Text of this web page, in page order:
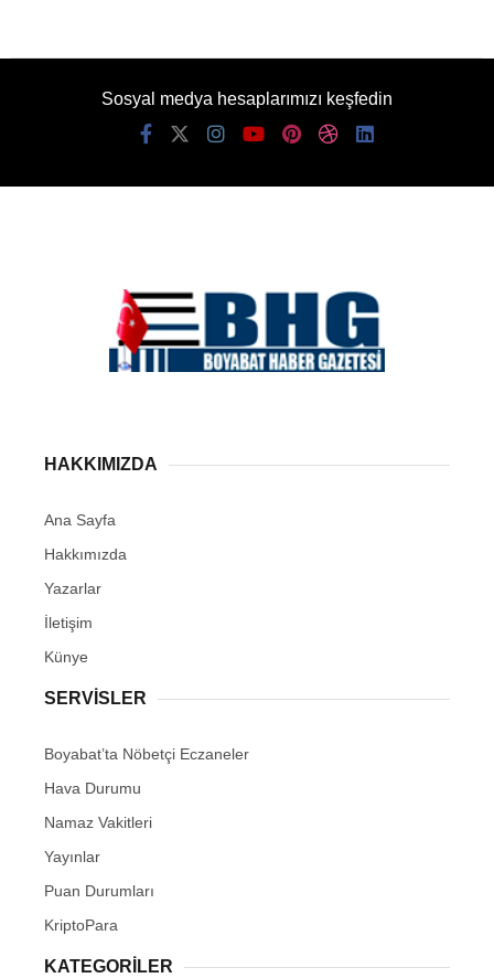
Sosyal medya hesaplarımızı keşfedin
HAKKIMIZDA
Ana Sayfa
Hakkımızda
Yazarlar
İletişim
Künye
SERVISLER
Boyabat’ta Nöbetçi Eczaneler
Hava Durumu
Namaz Vakitleri
Yayınlar
Puan Durumları
KriptoPara
KATEGORILER